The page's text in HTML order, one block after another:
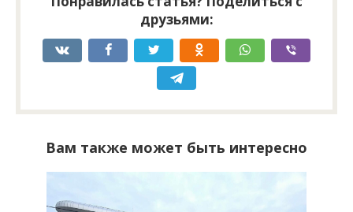
друзьями:
Вам также может быть интересно